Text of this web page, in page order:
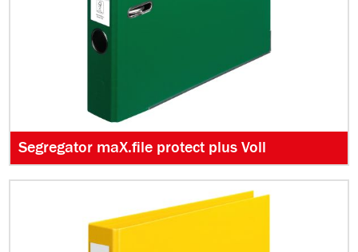
Segregator maX.file protect plus Voll